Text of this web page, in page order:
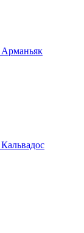
Арманьяк
Кальвадос